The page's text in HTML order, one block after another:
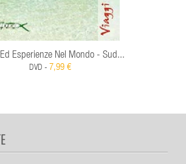
Esperienze Nel Mondo - Sud...
DVD - 7,99 €